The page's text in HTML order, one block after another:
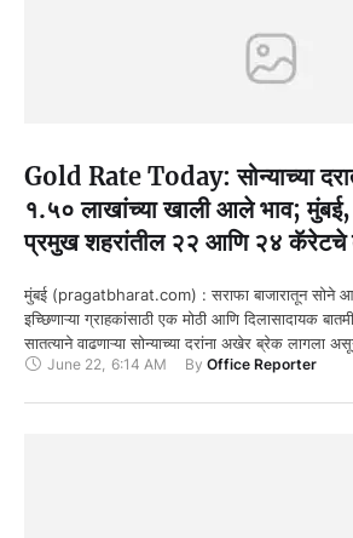
Gold Rate Today: सोन्याच्या
१.५० लाखांच्या खाली आले भाव;
प्रमुख शहरांतील २२ आणि २४ कॅरेटचे
मुंबई (pragatbharat.com) : सराफा बाजारातून सोने
इच्छिणाऱ्या ग्राहकांसाठी एक मोठी आणि दिलासादायक
सातत्याने वाढणाऱ्या सोन्याच्या दरांना अखेर ब्रेक लागला
June 22 6:14 AM By Office Reporter